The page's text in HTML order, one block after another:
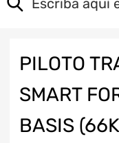
PILOTO
SMART
BASIS